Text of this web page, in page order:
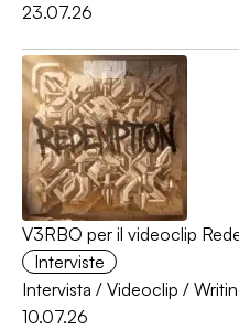
23.07.26
V3RBO per il videoclip
Interviste
Intervista / Videoclip /
10.07.26